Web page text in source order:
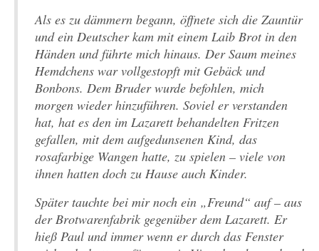
Als es zu dämmern begann, öffnete sich die Zauntür
und ein Deutscher kam mit einem Laib Brot in den
Händen und führte mich hinaus. Der Saum meines
Hemdchens war vollgestopft mit Gebäck und
Bonbons. Dem Bruder wurde befohlen, mich
morgen wieder hinzuführen. Soviel er verstanden
hat, hat es den im Lazarett behandelten Fritzen
gefallen, mit dem aufgedunsenen Kind, das
rosafarbige Wangen hatte, zu spielen – viele von
ihnen hatten doch zu Hause auch Kinder.
Später tauchte bei mir noch ein „Freund“ auf – aus
der Brotwarenfabrik gegenüber dem Lazarett. Er
hieß Paul und immer wenn er durch das Fenster